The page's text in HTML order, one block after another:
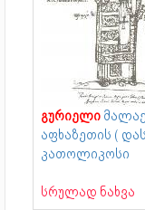
გურიელი
აფხაზეთის (
კათოლიკოსი
სრულად ნახვა